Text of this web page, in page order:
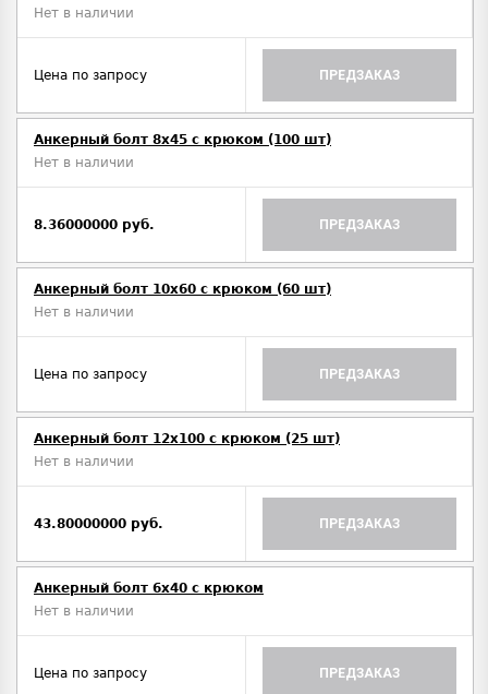
Нет в наличии
Цена по запросу ПРЕДЗАКАЗ
Анкерный болт 8х45 с крюком (100 шт)
Нет в наличии
8.36000000 руб. ПРЕДЗАКАЗ
Анкерный болт 10х60 с крюком (60 шт)
Нет в наличии
Цена по запросу ПРЕДЗАКАЗ
Анкерный болт 12х100 с крюком (25 шт)
Нет в наличии
43.80000000 руб. ПРЕДЗАКАЗ
Анкерный болт 6х40 с крюком
Нет в наличии
Цена по запросу ПРЕДЗАКАЗ